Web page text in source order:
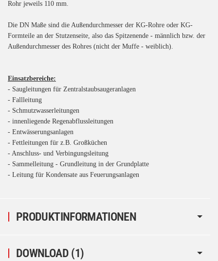
PRODUKTINFORMATIONEN
Rohr jeweils 110 mm.
Die DN Maße sind die Außendurchmesser der KG-Rohre oder KG-
Formteile an der Stutzenseite, also das Spitzenende - männlich bzw. der
Außendurchmesser des Rohres (nicht der Muffe - weiblich).
Einsatzbereiche:
- Saugleitungen für Zentralstaubsaugeranlagen
- Fallleitung
- Schmutzwasserleitungen
- innenliegende Regenabflussleitungen
- Entwässerungsanlagen
- Fettleitungen für z.B. Großküchen
- Anschluss- und Verbingungsleitung
- Sammelleitung - Grundleitung in der Grundplatte
- Leitung für Kondensate aus Feuerungsanlagen
DOWNLOAD (1)